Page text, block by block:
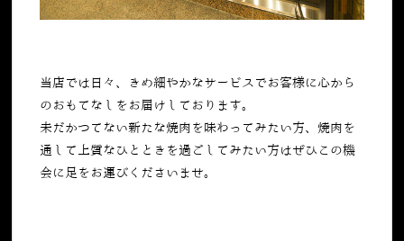
当店では日々、きめ細やかなサービスでお客様に心から
のおもてなしをお届けしております。
未だかつてない新たな焼肉を味わってみたい方、焼肉を
通して上質なひとときを過ごしてみたい方はぜひこの機
会に足をお運びくださいませ。